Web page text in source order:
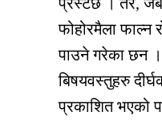
फोहोरमैला फाल्न
पाउने गरेका छन ।
बिषयवस्तुहरु
प्रकाशित भएको